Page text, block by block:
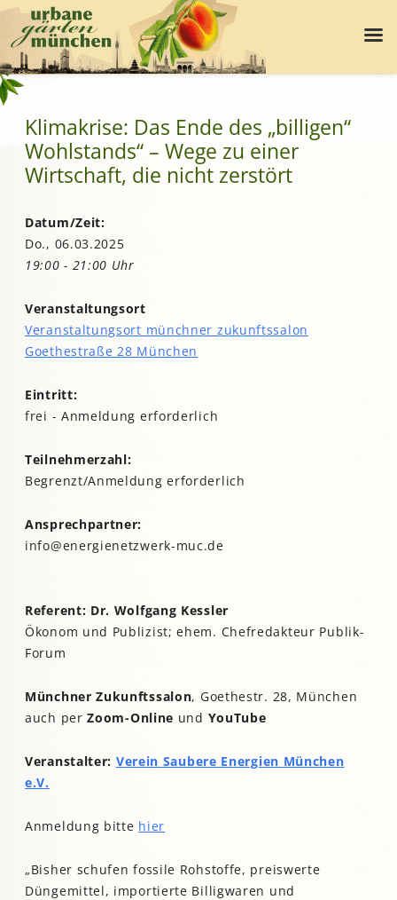
Klimakrise: Das Ende des „billigen“
Wohlstands“ – Wege zu einer
Wirtschaft, die nicht zerstört
Datum/Zeit:
Do., 06.03.2025
19:00 - 21:00 Uhr
Veranstaltungsort
Veranstaltungsort münchner zukunftssalon
Goethestraße 28 München
Eintritt:
frei - Anmeldung erforderlich
Teilnehmerzahl:
Begrenzt/Anmeldung erforderlich
Ansprechpartner:
info@energienetzwerk-muc.de
Referent: Dr. Wolfgang Kessler
Ökonom und Publizist; ehem. Chefredakteur Publik-
Forum
Münchner Zukunftssalon, Goethestr. 28, München
auch per Zoom-Online und YouTube
Veranstalter: Verein Saubere Energien München
e.V.
Anmeldung bitte hier
„Bisher schufen fossile Rohstoffe, preiswerte
Düngemittel, importierte Billigwaren und